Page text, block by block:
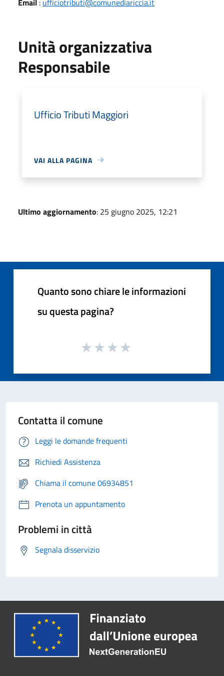
Unità organizzativa
Responsabile
Ufficio Tributi Maggiori
VAI ALLA PAGINA
Ultimo aggiornamento: 25 giugno 2025, 12:21
Quanto sono chiare le informazioni
su questa pagina?
Contatta il comune
Leggi le domande frequenti
Richiedi Assistenza
Chiama il comune 06934851
Prenota un appuntamento
Problemi in città
Segnala disservizio